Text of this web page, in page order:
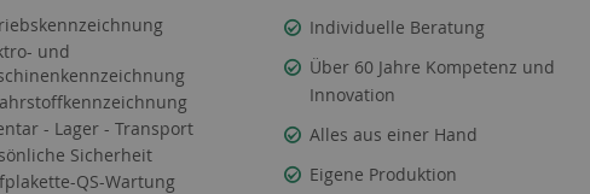
und
- Lager - Transport
Sicherheit
QS-Wartung
Individuelle Beratung
Über 60 Jahre Kompetenz und
Innovation
Alles aus einer Hand
Eigene Produktion